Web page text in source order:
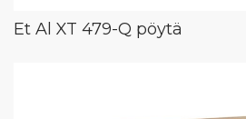
Et Al XT 479-Q pöytä